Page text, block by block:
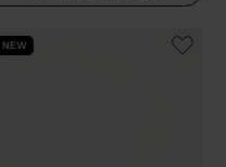
NEW